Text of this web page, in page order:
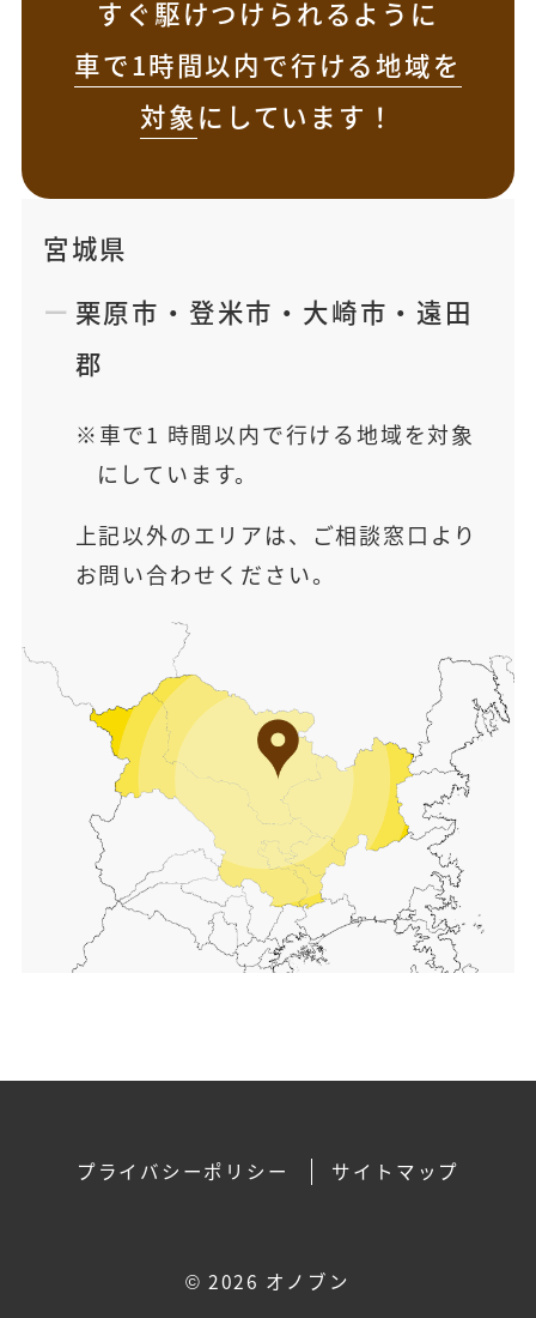
すぐ駆けつけられるように
車で1時間以内で行ける地域を
対象にしています！
宮城県
栗原市 ・ 登米市 ・ 大崎市 ・ 遠田
郡
車で1 時間以内で行ける地域を対象
にしています。
上記以外のエリアは、ご相談窓口より
お問い合わせください。
プライバシーポリシー サイトマップ
© 2026 オノブン